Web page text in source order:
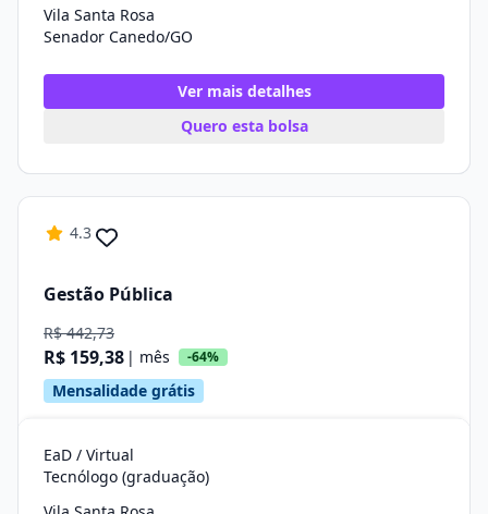
Vila Santa Rosa
Senador Canedo/GO
Ver mais detalhes
Quero esta bolsa
4.3
Gestão Pública
R$ 442,73
R$ 159,38 | mês -64%
Mensalidade grátis
EaD / Virtual
Tecnólogo (graduação)